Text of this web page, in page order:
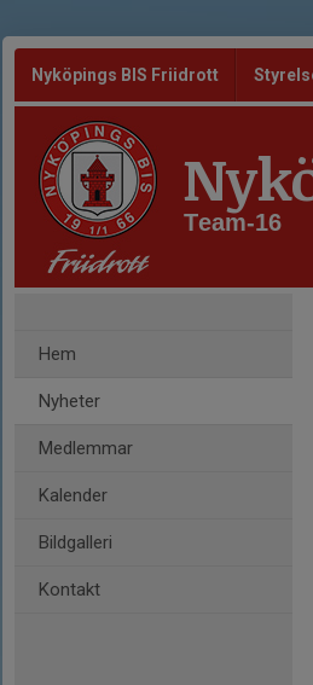
Nyköpings BIS Friidrott
Team-16
Hem
Nyheter
Medlemmar
Kalender
Bildgalleri
Kontakt